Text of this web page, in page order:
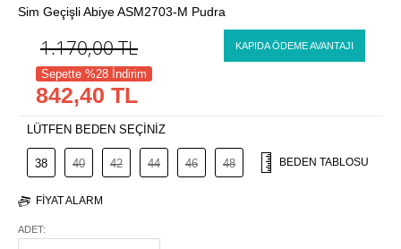
Sim Geçişli Abiye ASM2703-M Pudra
1.170,00TL KAPIDA ÖDEME AVANTAJI
Sepette %28 İndirim
842,40 TL
LÜTFEN BEDEN SEÇİNİZ
38 40 42 44 46 48 BEDEN TABLOSU
FIYAT ALARM
ADET: